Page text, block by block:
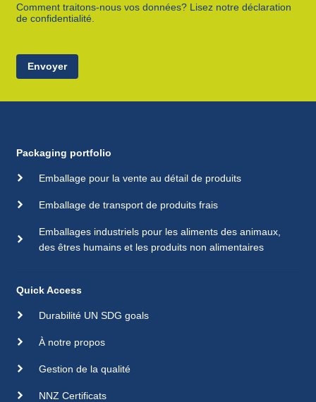
Comment traitons-nous vos données? Lisez notre déclaration
de confidentialité.
Envoyer
Packaging portfolio
Emballage pour la vente au détail de produits
Emballage de transport de produits frais
Emballages industriels pour les aliments des animaux,
des êtres humains et les produits non alimentaires
Quick Access
Durabilité UN SDG goals
À notre propos
Gestion de la qualité
NNZ Certificats